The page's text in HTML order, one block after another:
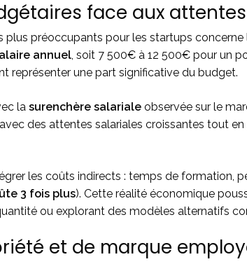
face aux
plus préoccupants pour les startups concerne
annuel , soit 7 500€ à 12 500€ pour un
représenter une part significative du budget.
la surenchère salariale observée sur le
des attentes salariales croissantes tout
les coûts indirects : temps de formation,
3 fois plus). Cette réalité économique
ou explorant des modèles alternatifs
et de marque